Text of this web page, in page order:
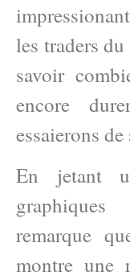
les traders du
savoir
encore
essaierons
En jetant
remarque
montre une